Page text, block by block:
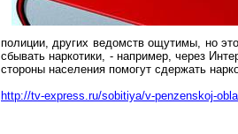
полиции, других ведомств ощутимы, но
сбывать наркотики, - например, через
стороны населения помогут сдержать
http://tv-express.ru/sobitiya/v-penzenskoj-